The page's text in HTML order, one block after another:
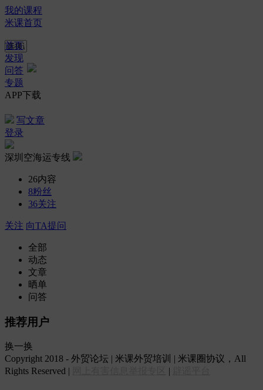
我的课程
米课首页
首页
发现
问答
专题
APP下载
写文章
登录
深圳空海运专线
26内容
8粉丝
36关注
关注 向TA提问
全部
动态
文章
晒单
问答
推荐用户
换一换
Copyright 2018 - 外贸论坛 | 米课外贸培训 | 米课圈协议，All
Rights Reserved |
|